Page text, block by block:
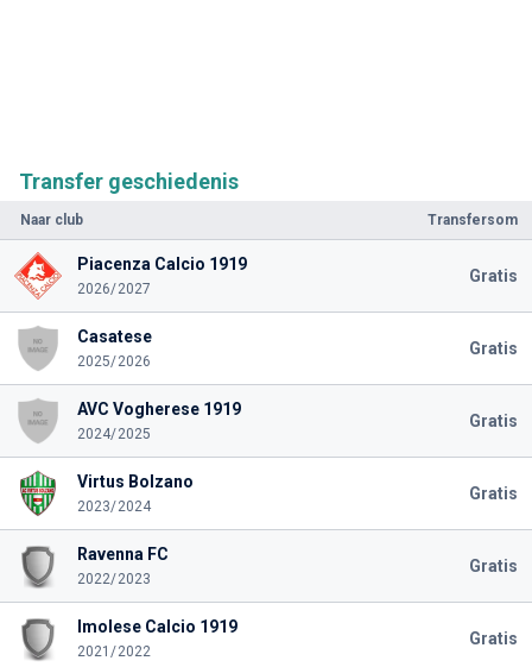
Transfer geschiedenis
Naar club Transfersom
Piacenza Calcio 1919
2026/2027
Gratis
Casatese
2025/2026
Gratis
AVC Vogherese 1919
2024/2025
Gratis
Virtus Bolzano
2023/2024
Gratis
Ravenna FC
2022/2023
Gratis
Imolese Calcio 1919
2021/2022
Gratis